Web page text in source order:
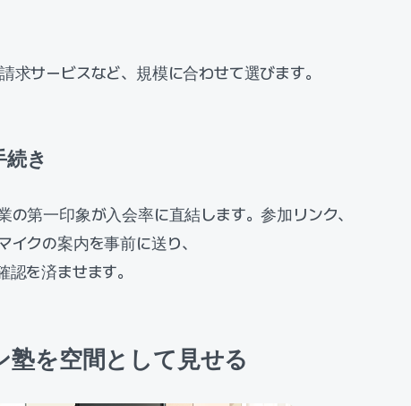
求サービスなど、規模に合わせて選びます。
き
の第一印象が入会率に直結します。参加リンク、
イクの案内を事前に送り、
を済ませます。
塾を空間として見せる